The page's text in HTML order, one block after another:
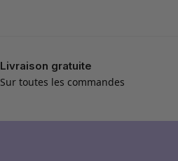
Livraison gratuite
Sur toutes les commandes